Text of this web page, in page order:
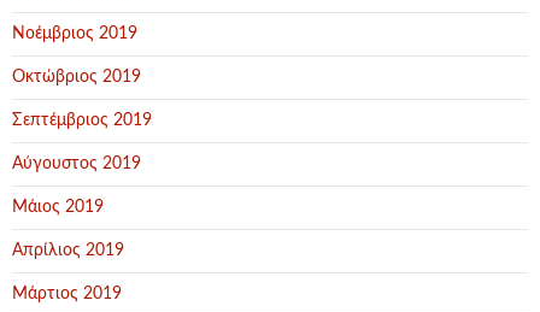
Νοέμβριος 2019
Οκτώβριος 2019
Σεπτέμβριος 2019
Αύγουστος 2019
Μάιος 2019
Απρίλιος 2019
Μάρτιος 2019